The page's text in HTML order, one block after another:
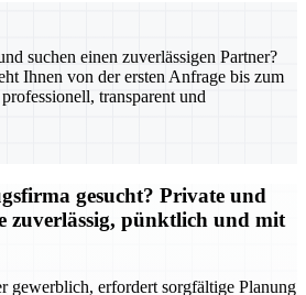
suchen einen zuverlässigen Partner?
Ihnen von der ersten Anfrage bis zum
transparent und
gesucht? Private und
zuverlässig, pünktlich und mit
gewerblich, erfordert sorgfältige Planung